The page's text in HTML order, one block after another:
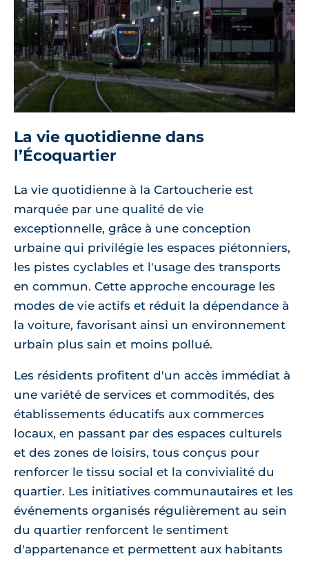
La vie quotidienne dans
l’Écoquartier
La vie quotidienne à la Cartoucherie est
marquée par une qualité de vie
exceptionnelle, grâce à une conception
urbaine qui privilégie les espaces piétonniers,
les pistes cyclables et l'usage des transports
en commun. Cette approche encourage les
modes de vie actifs et réduit la dépendance à
la voiture, favorisant ainsi un environnement
urbain plus sain et moins pollué.
Les résidents profitent d'un accès immédiat à
une variété de services et commodités, des
établissements éducatifs aux commerces
locaux, en passant par des espaces culturels
et des zones de loisirs, tous conçus pour
renforcer le tissu social et la convivialité du
quartier. Les initiatives communautaires et les
événements organisés régulièrement au sein
du quartier renforcent le sentiment
d'appartenance et permettent aux habitants